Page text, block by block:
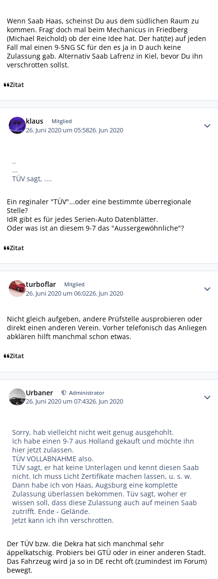
Wenn Saab Haas, scheinst Du aus dem südlichen Raum zu
kommen. Frag‘ doch mal beim Mechanicus in Friedberg
(Michael Reichold) ob der eine Idee hat. Der hat(te) auf jeden
Fall mal einen 9-5NG SC für den es ja in D auch keine
Zulassung gab. Alternativ Saab Lafrenz in Kiel, bevor Du ihn
verschrotten sollst.
Zitat
klaus Mitglied
26. Juni 2020 um 05:5826. Jun 2020
..
...
TÜV sagt, ....
Ein reginaler "TÜV"...oder eine bestimmte überregionale
Stelle?
IdR gibt es für jedes Serien-Auto Datenblätter.
Oder was ist an diesem 9-7 das "Aussergewöhnliche"?
Zitat
turboflar Mitglied
26. Juni 2020 um 06:0226. Jun 2020
Nicht gleich aufgeben, andere Prüfstelle ausprobieren oder
direkt einen anderen Verein. Vorher telefonisch das Anliegen
abklären hilft manchmal schon etwas.
Zitat
Urbaner Administrator
26. Juni 2020 um 07:4326. Jun 2020
Sorry, hab vielleicht nicht weit genug ausgehohlt.
Ich habe einen 9-7 aus Holland gekauft und möchte ihn
hier jetzt zulassen.
TÜV VOLLABNAHME also.
TÜV sagt, er hat keine Unterlagen und kennt diesen Saab
nicht. Ich muss Licht Zertifikate machen lassen, u. s. w.
Dann habe ich von Haas, Augsburg eine komplette
Zulassung überlassen bekommen. Tüv sagt, woher er
wissen soll, dass diese Zulassung auch auf meinen Saab
zutrifft. Ende - Gelände.
Jetzt kann ich ihn verschrotten.
Der TÜV bzw. die Dekra hat sich manchmal sehr
äppelkatschig. Probiers bei GTÜ oder in einer anderen Stadt.
Das Fahrzeug wird ja so in DE recht oft (zumindest im Forum)
bewegt.